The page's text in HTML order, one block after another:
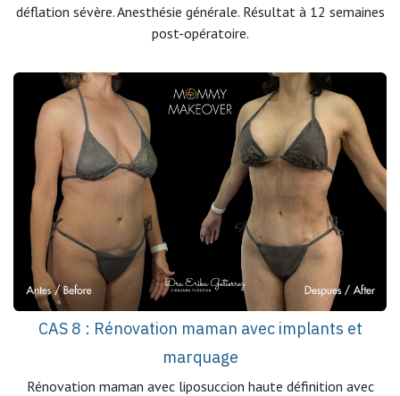
déflation sévère. Anesthésie générale. Résultat à 12 semaines
post-opératoire.
CAS 8 : Rénovation maman avec implants et
marquage
Rénovation maman avec liposuccion haute définition avec